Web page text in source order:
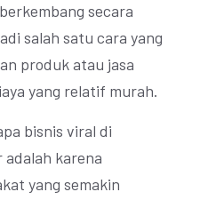
secara
salah satu cara yang
produk atau jasa
yang relatif murah.
bisnis viral di
adalah karena
yang semakin